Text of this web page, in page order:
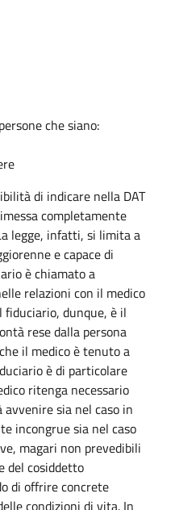
che siano:
di indicare nella DAT
completamente
legge, infatti, si limita a
e capace di
è chiamato a
relazioni con il medico
dunque, è il
rese dalla persona
il medico è tenuto a
è di particolare
ritenga necessario
avvenire sia nel caso in
incongrue sia nel caso
magari non prevedibili
del cosiddetto
di offrire concrete
condizioni di vita. In